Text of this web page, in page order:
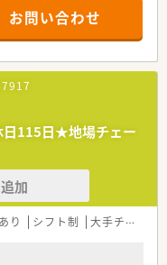
春日原駅から徒歩6分の位
科、消化器科で病院門前の
薬剤師は常時3名から5名
あり募集の温度感が高い
ンクがある方も歓迎して
う意欲を持つ方を幅広く
お問い合わせ
日115日★地場チェー
加
り シフト制 大手チェーン以外